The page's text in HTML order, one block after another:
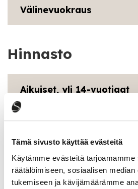
Tämä sivusto käyttää evästeitä
Käytämme evästeitä
räätälöimiseen, sosiaalisen median
tukemiseen ja kävijämäärämme
Välinevuokraus
Hinnasto
Aikuiset, yli 14-vuotiaat
Välinevuokrat, aikuiset